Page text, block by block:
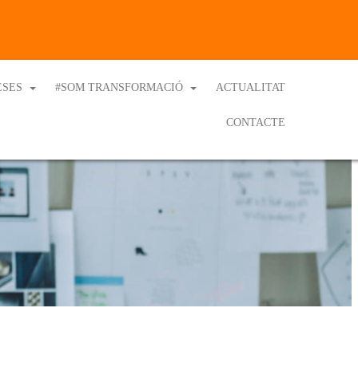
#SOM TRANSFORMACIÓ ACTUALITAT
CONTACTE